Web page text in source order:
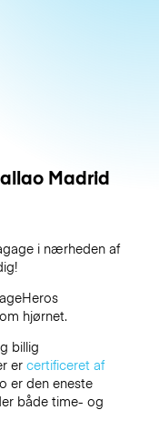
Madrid
i nærheden af
hjørnet.
billig
er certificeret af
er den eneste
både time- og